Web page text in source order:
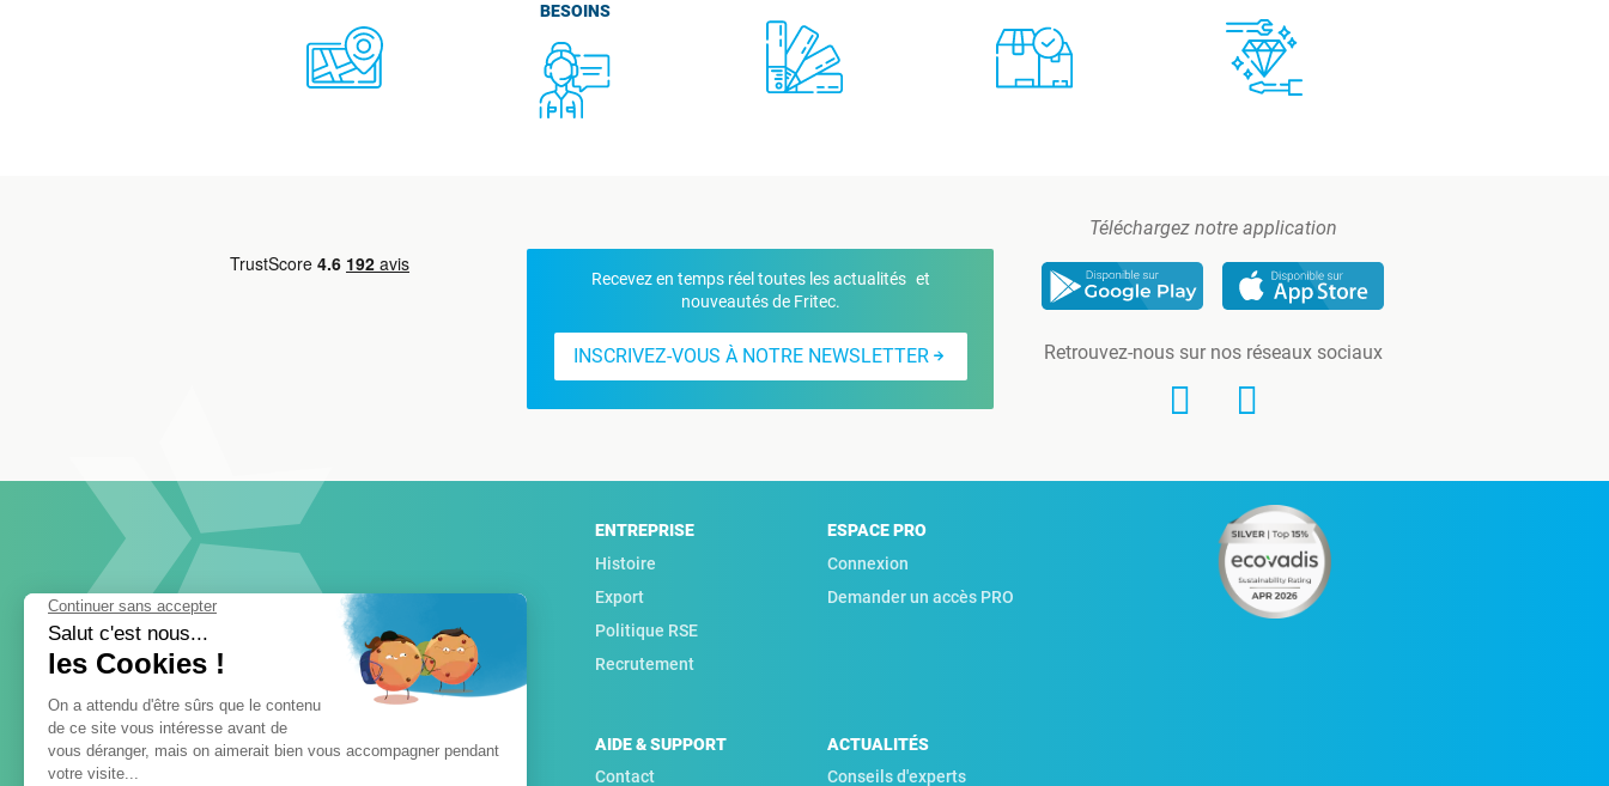
BESOINS
Recevez en temps réel toutes les actualités et
nouveautés de Fritec.
INSCRIVEZ-VOUS À NOTRE NEWSLETTER
Téléchargez notre application
Retrouvez-nous sur nos réseaux sociaux
ENTREPRISE
Histoire
Export
Politique RSE
Recrutement
ESPACE PRO
Connexion
Demander un accès PRO
AIDE & SUPPORT
Contact
ACTUALITÉS
Conseils d'experts